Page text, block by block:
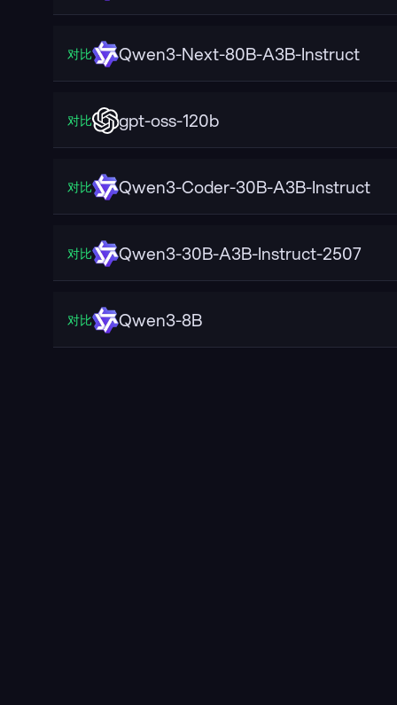
对比 Qwen3-Next-80B-A3B-Instruct
对比 gpt-oss-120b
对比 Qwen3-Coder-30B-A3B-Instruct
对比 Qwen3-30B-A3B-Instruct-2507
对比 Qwen3-8B